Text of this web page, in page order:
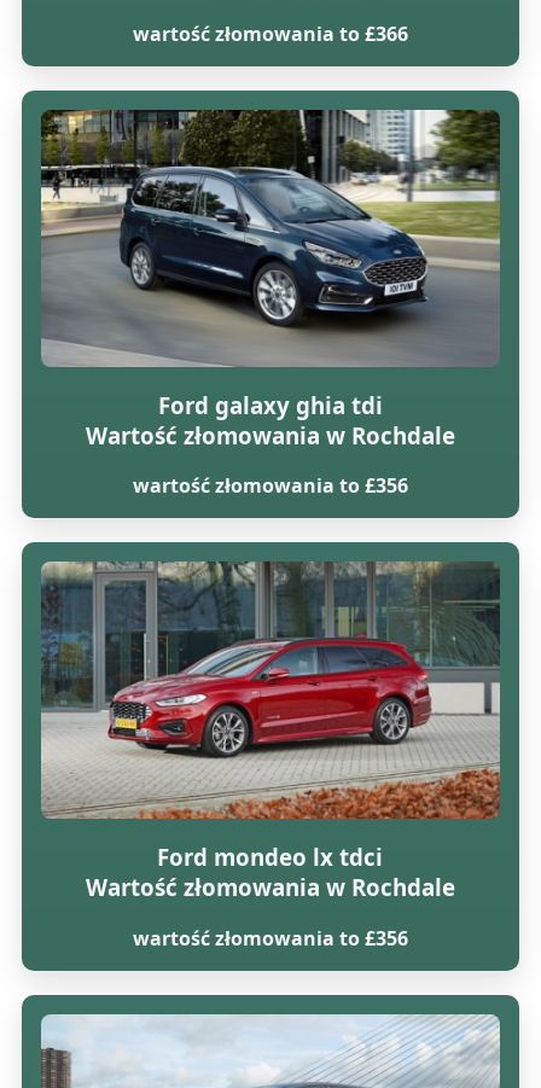
wartość złomowania to £366
Ford galaxy ghia tdi
Wartość złomowania w Rochdale
wartość złomowania to £356
Ford mondeo lx tdci
Wartość złomowania w Rochdale
wartość złomowania to £356